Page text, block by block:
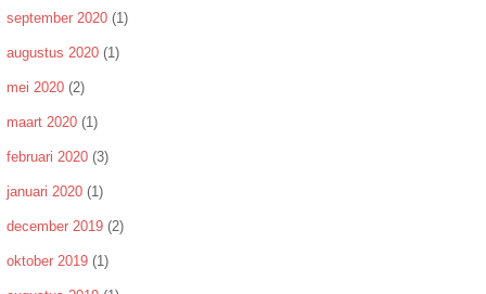
september 2020 (1)
augustus 2020 (1)
mei 2020 (2)
maart 2020 (1)
februari 2020 (3)
januari 2020 (1)
december 2019 (2)
oktober 2019 (1)